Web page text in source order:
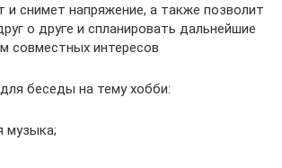
и снимет напряжение, а также позволит
о друге и спланировать дальнейшие
совместных интересов
беседы на тему хобби:
музыка;